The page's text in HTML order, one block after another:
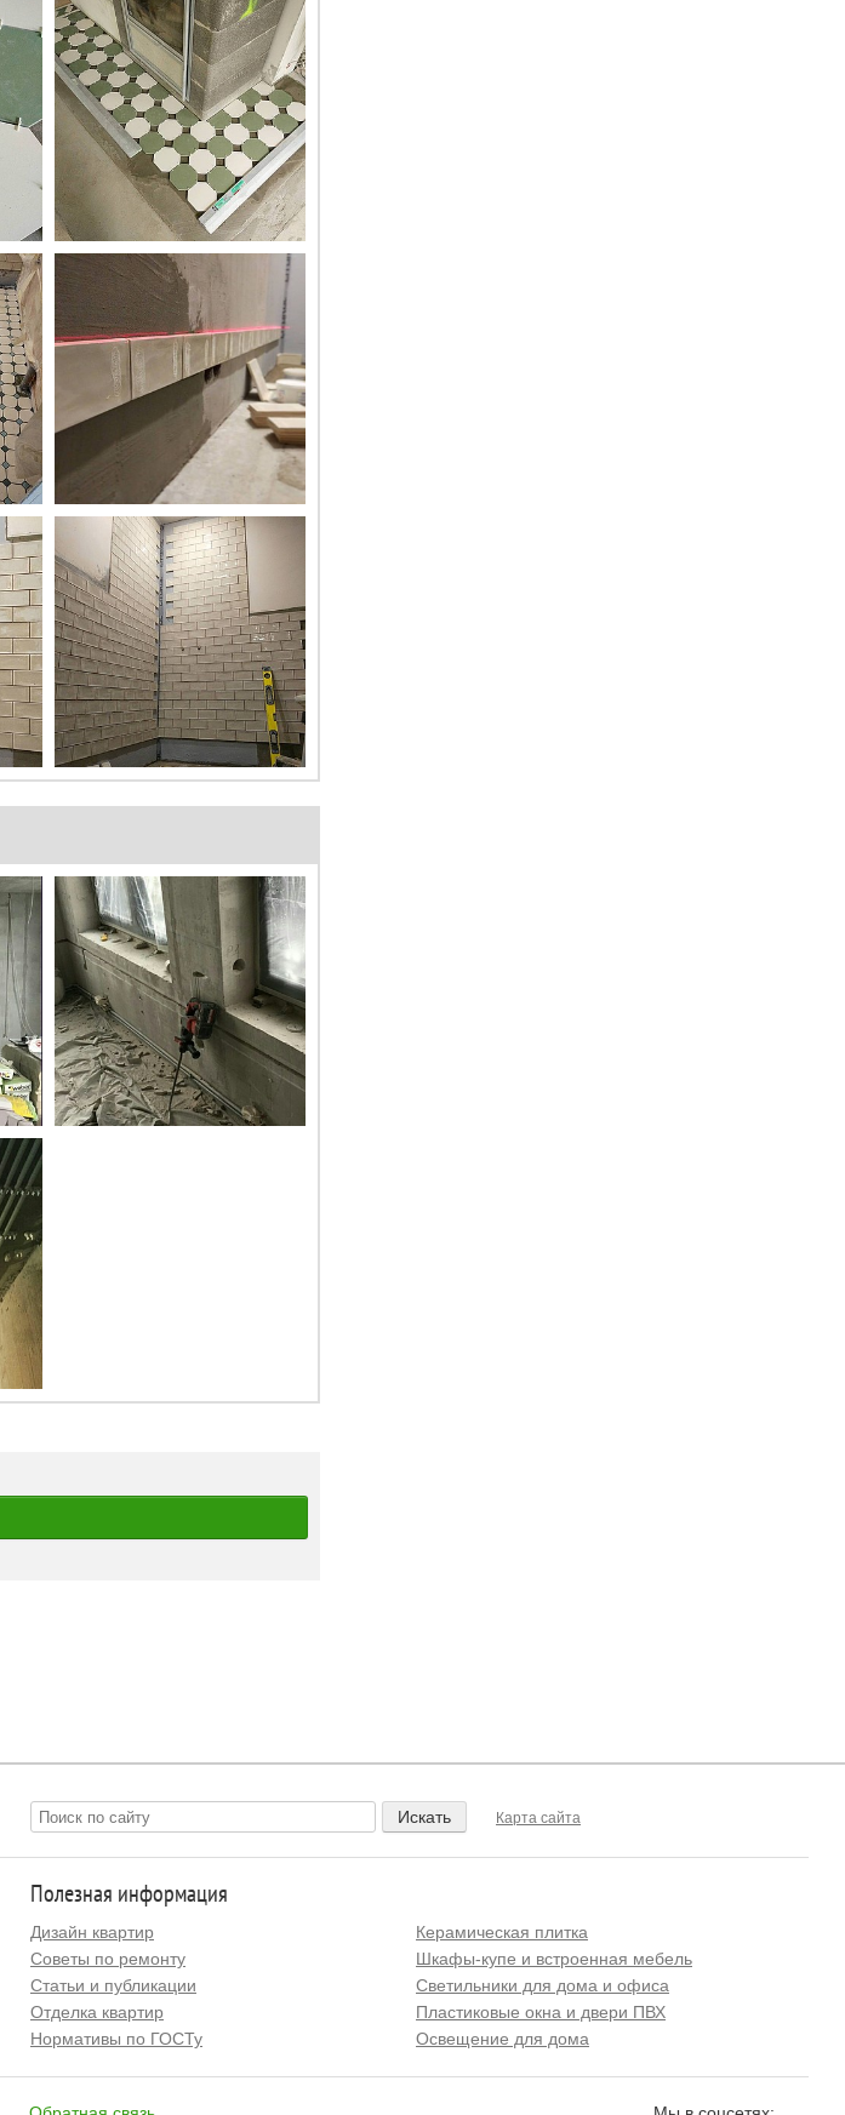
Карта сайта
Полезная информация
Дизайн квартир
Советы по ремонту
Статьи и публикации
Отделка квартир
Нормативы по ГОСТу
Керамическая плитка
Шкафы-купе и встроенная мебель
Светильники для дома и офиса
Пластиковые окна и двери ПВХ
Освещение для дома